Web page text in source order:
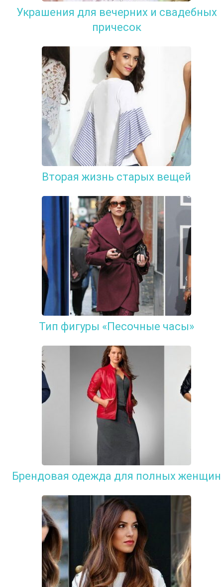
Украшения для вечерних и свадебных
причесок
Вторая жизнь старых вещей
Тип фигуры «Песочные часы»
Брендовая одежда для полных женщин